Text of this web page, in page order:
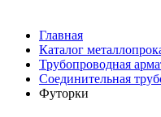
Главная
Каталог
Трубопроводная
Соединительная
Футорки